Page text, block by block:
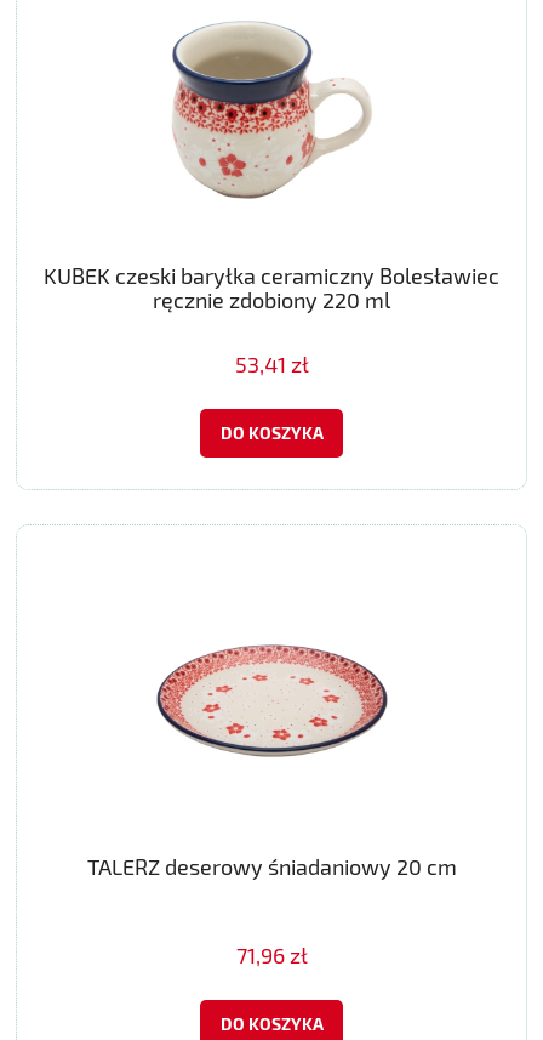
KUBEK czeski baryłka ceramiczny Bolesławiec
ręcznie zdobiony 220 ml
53,41 zł
DO KOSZYKA
TALERZ deserowy śniadaniowy 20 cm
71,96 zł
DO KOSZYKA